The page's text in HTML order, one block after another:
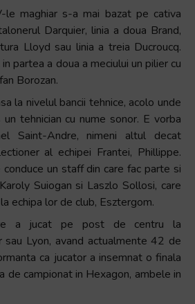
le maghiar s-a mai bazat pe cativa
Darquier, linia a doua Brand,
Lloyd sau linia a treia Ducroucq.
partea a doua a meciului un pilier cu
Borozan.
la nivelul bancii tehnice, acolo unde
tehnician cu nume sonor. E vorba
Saint-Andre, nimeni altul decat
al echipei Frantei, Phillippe.
un staff din care fac parte si
Suiogan si Laszlo Sollosi, care
echipa lor de club, Esztergom.
a jucat pe post de centru la
sau Lyon, avand actualmente 42 de
ca jucator a insemnat o finala
de campionat in Hexagon, ambele in